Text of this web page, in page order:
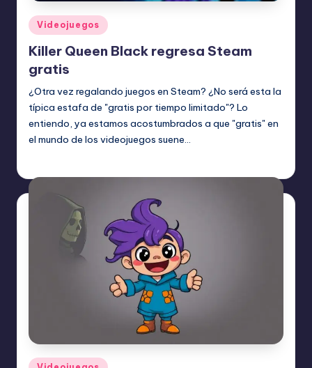
Publicado
en
Videojuegos
Killer Queen Black regresa Steam
gratis
¿Otra vez regalando juegos en Steam? ¿No será esta la
típica estafa de "gratis por tiempo limitado"? Lo
entiendo, ya estamos acostumbrados a que "gratis" en
el mundo de los videojuegos suene…
Publicado